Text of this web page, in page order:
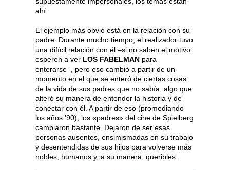
ahí.
El ejemplo más obvio está en la relación con su
padre. Durante mucho tiempo, el realizador tuvo
una difícil relación con él –si no saben el motivo
esperen a ver LOS FABELMAN para
enterarse–, pero eso cambió a partir de un
momento en el que se enteró de ciertas cosas
de la vida de sus padres que no sabía, algo que
alteró su manera de entender la historia y de
conectar con él. A partir de eso (promediando
los años ’90), los «padres» del cine de Spielberg
cambiaron bastante. Dejaron de ser esas
personas ausentes, ensimismadas en su trabajo
y desentendidas de sus hijos para volverse más
nobles, humanos y, a su manera, queribles.